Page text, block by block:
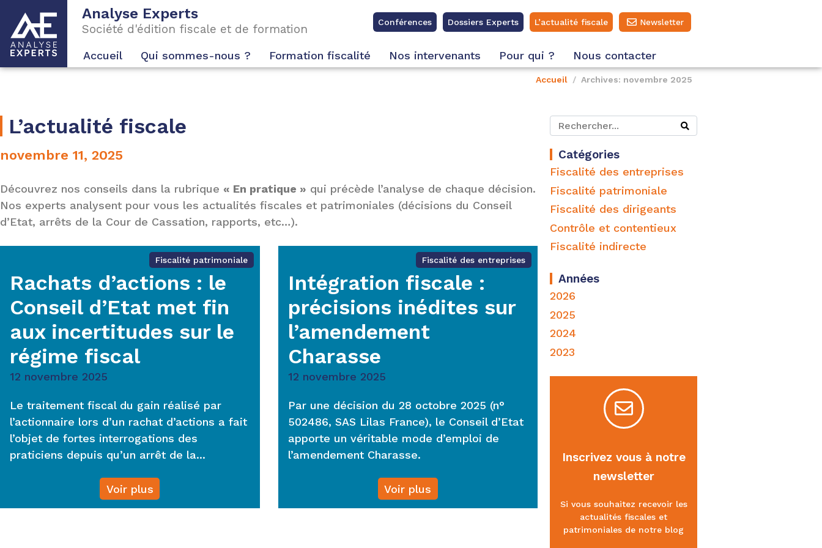
Analyse Experts
Société d'édition fiscale et de formation Conférences Dossiers Experts L’actualité fiscale Newsletter
Accueil Qui sommes-nous ? Formation fiscalité Nos intervenants Pour qui ? Nous contacter
Accueil Archives: novembre 2025
L’actualité fiscale
novembre 11, 2025
Découvrez nos conseils dans la rubrique « En pratique » qui précède l’analyse de chaque décision.
Nos experts analysent pour vous les actualités fiscales et patrimoniales (décisions du Conseil
d’Etat, arrêts de la Cour de Cassation, rapports, etc…).
Rachats d’actions : le
Conseil d’Etat met fin
aux incertitudes sur le
régime fiscal
12 novembre 2025
Fiscalité patrimoniale
Le traitement fiscal du gain réalisé par
l’actionnaire lors d’un rachat d’actions a fait
l’objet de fortes interrogations des
praticiens depuis qu’un arrêt de la...
Voir plus
Intégration fiscale :
précisions inédites sur
l’amendement
Charasse
12 novembre 2025
Fiscalité des entreprises
Par une décision du 28 octobre 2025 (n°
502486, SAS Lilas France), le Conseil d’Etat
apporte un véritable mode d’emploi de
l’amendement Charasse.
Voir plus
Catégories
Fiscalité des entreprises
Fiscalité patrimoniale
Fiscalité des dirigeants
Contrôle et contentieux
Fiscalité indirecte
Années
2026
2025
2024
2023
Inscrivez vous à notre
newsletter
Si vous souhaitez recevoir les
actualités fiscales et
patrimoniales de notre blog